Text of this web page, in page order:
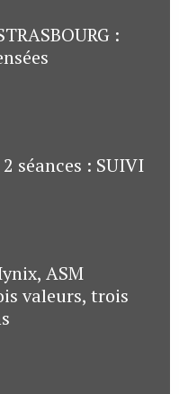
:
séances : SUIVI
ASM
valeurs, trois